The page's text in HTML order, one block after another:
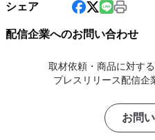
シェア
配信企業へのお問い合わせ
取材依頼・商品に対す
プレスリリース配信企
お問